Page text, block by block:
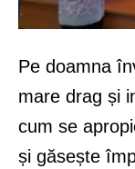
Pe doamna
mare drag și
cum se
și găsește